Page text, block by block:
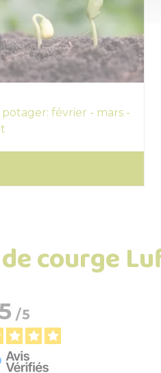
février - mars -
courge
/5